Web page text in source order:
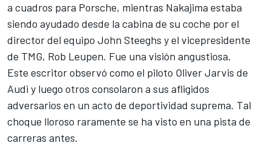
a cuadros para Porsche, mientras Nakajima estaba
siendo ayudado desde la cabina de su coche por el
director del equipo John Steeghs y el vicepresidente
de TMG, Rob Leupen. Fue una visión angustiosa.
Este escritor observó como el piloto Oliver Jarvis de
Audi y luego otros consolaron a sus afligidos
adversarios en un acto de deportividad suprema. Tal
choque lloroso raramente se ha visto en una pista de
carreras antes.